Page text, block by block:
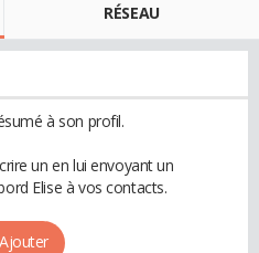
RÉSEAU
à son profil.
un en lui envoyant un
Elise à vos contacts.
Ajouter